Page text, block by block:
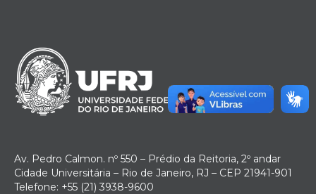
Av. Pedro Calmon. nº 550 – Prédio da Reitoria, 2º andar
Cidade Universitária – Rio de Janeiro, RJ – CEP 21941-901
Telefone: +55 (21) 3938-9600